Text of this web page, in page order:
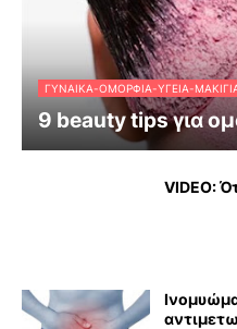
ΓΥΝΑΊΚΑ-ΟΜΟΡΦΙΆ-ΥΓΕΊΑ-
9 beauty tips για
VIDEO: